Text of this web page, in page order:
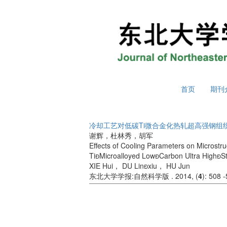
首页 期刊
冷却工艺对低碳Ti微合金化热轧超高强钢组
谢辉，杜林秀，胡军
Effects of Cooling Parameters on
TiMicroalloyed LowCarbon Ultra
XIE Hui， DU Linxiu， HU Jun
东北大学学报:自然科学版 . 2014, (4): 508